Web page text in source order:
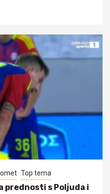
Top tema
prednosti s Poljuda i